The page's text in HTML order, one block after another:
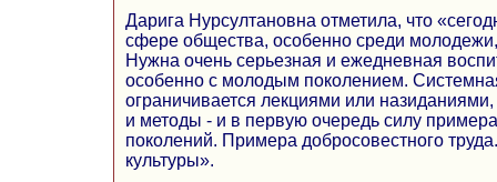
Дарига Нурсултановна отметила, что
сфере общества, особенно среди
Нужна очень серьезная и ежедневная
особенно с молодым поколением.
ограничивается лекциями или
и методы - и в первую очередь силу
поколений. Примера добросовестного
культуры».